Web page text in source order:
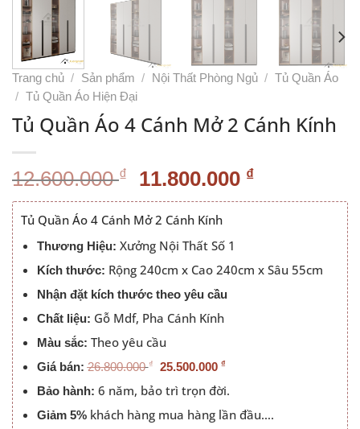
Trang chủ / Sản phẩm / Nội Thất Phòng Ngủ / Tủ Quần Áo
/ Tủ Quần Áo Hiện Đại
Tủ Quần Áo 4 Cánh Mở 2 Cánh Kính
12.600.000₫ Giá
gốc
là:
12.600.000 ₫.
11.800.000 ₫Giá
hiện
Tủ Quần Áo 4 Cánh Mở 2 Cánh Kính
Thương Hiệu: Xưởng Nội Thất Số 1
Kích thước: Rộng 240cm x Cao 240cm x Sâu 55cm
Nhận đặt kích thước theo yêu cầu
Chất liệu: Gỗ Mdf, Pha Cánh Kính
Màu sắc: Theo yêu cầu
Giá bán:26.800.000 ₫ 25.500.000 ₫
Bảo hành: 6 năm, bảo trì trọn đời.
Giảm 5%khách hàng mua hàng lần đầu….